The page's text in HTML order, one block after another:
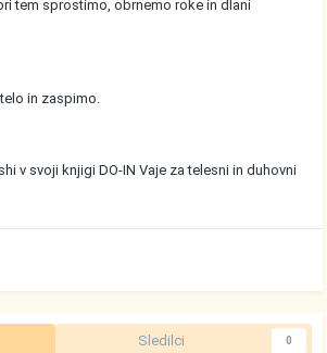
tem sprostimo, obrnemo roke in dlani
in zaspimo.
v svoji knjigi DO-IN Vaje za telesni in duhovni
Sledilci 0